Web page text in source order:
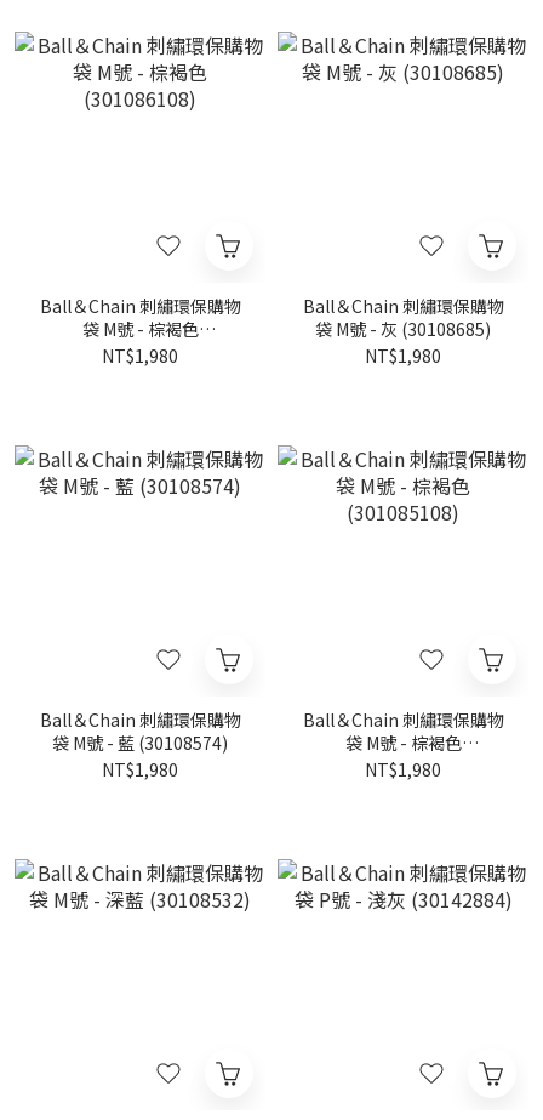
Ball＆Chain 刺繡環保購物
袋 M號 - 棕褐色
(301086108)
NT$1,980
Ball＆Chain 刺繡環保購物
袋 M號 - 灰 (30108685)
NT$1,980
Ball＆Chain 刺繡環保購物
袋 M號 - 藍 (30108574)
NT$1,980
Ball＆Chain 刺繡環保購物
袋 M號 - 棕褐色
(301085108)
NT$1,980